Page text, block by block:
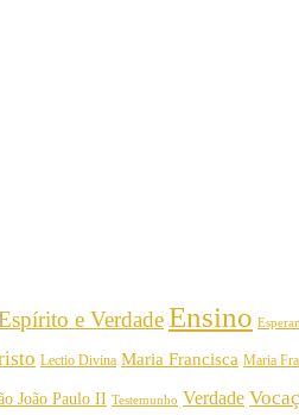
e VerdadeEnsino
Lectio Divina Maria Francisca Maria
João Paulo II Testemunho Verdade